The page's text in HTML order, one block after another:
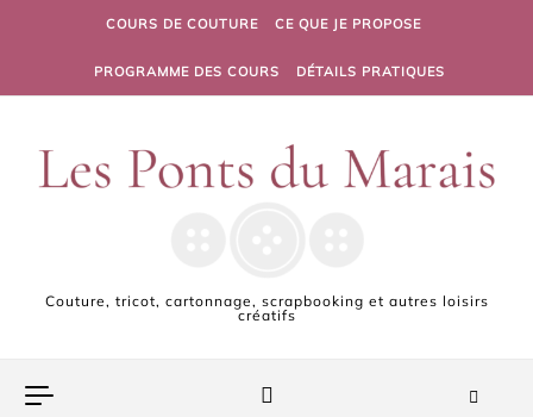
Skip to contentCOURS DE COUTURE CE QUE JE PROPOSE
PROGRAMME DES COURS DÉTAILS PRATIQUES
Couture, tricot, cartonnage, scrapbooking et autres loisirs
créatifs